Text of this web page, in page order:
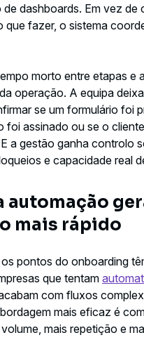
dashboards. Em vez de
que fazer, o sistema
morto entre etapas e
operação. A equipa
se um formulário foi
foi assinado ou se o
a gestão ganha controlo
e capacidade real
automação
mais rápido
pontos do onboarding
que tentam
com fluxos
mais eficaz é
mais repetição e